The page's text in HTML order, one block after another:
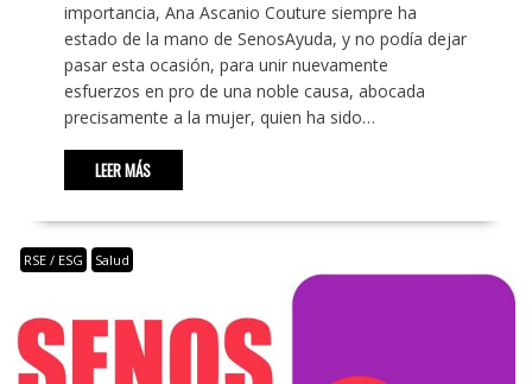
importancia, Ana Ascanio Couture siempre ha
estado de la mano de SenosAyuda, y no podía dejar
pasar esta ocasión, para unir nuevamente
esfuerzos en pro de una noble causa, abocada
precisamente a la mujer, quien ha sido…
LEER MÁS
RSE / ESG Salud